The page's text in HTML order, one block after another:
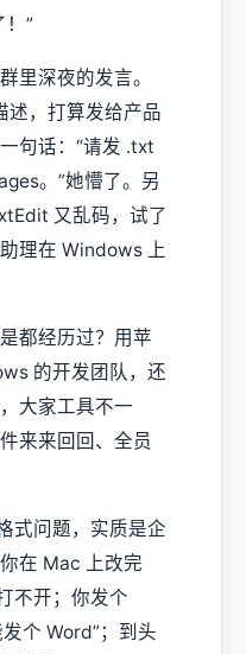
！”
里深夜的发言。
述，打算发给产品
句话：“请发 .txt
。”她懵了。另
又乱码，试了
理在 Windows 上
都经历过？用苹
的开发团队，还
大家工具不一
来来回回、全员
式问题，实质是企
在 Mac 上改完
不开；你发个
个 Word”；到头